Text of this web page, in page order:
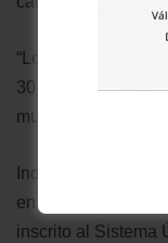
“Los resultados
30 minutos y
muy seguras”,
Indicó que en
en cualquier
inscrito al Sistema